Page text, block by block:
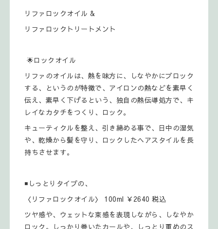
リファロックオイル &
リファロックトリートメント
🌟ロックオイル
リファのオイルは、熱を味方に、しなやかにブロック
する、というのが特徴で、アイロンの熱などを素早く
伝え、素早く下げるという、独自の熱伝導処方で、キ
レイなカタチをつくり、ロック。
キューティクルを整え、引き締める事で、日中の湿気
や、乾燥から髪を守り、ロックしたヘアスタイルを長
持ちさせます。
◾しっとりタイプの、
〈リファロックオイル〉 100ml ￥2640 税込
ツヤ感や、ウェットな束感を表現しながら、しなやか
ロック。しっかり巻いたカールや、しっとり重めのス